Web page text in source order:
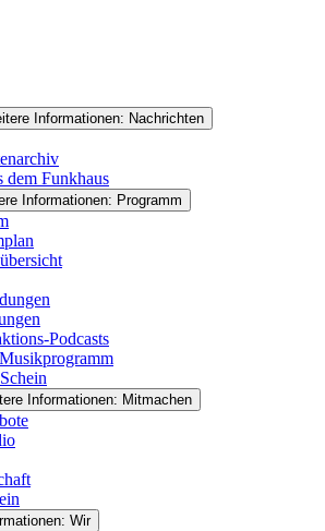
Informationen: Nachrichten
dem Funkhaus
Informationen: Programm
Podcasts
Informationen: Mitmachen
Wir